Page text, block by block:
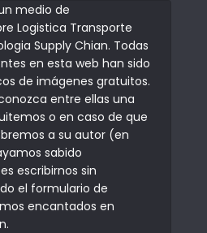
medio de
Logistica Transporte
Supply Chian. Todas
en esta web han sido
de imágenes gratuitos.
entre ellas una
o en caso de que
a su autor (en
sabido
escribirnos sin
el formulario de
encantados en